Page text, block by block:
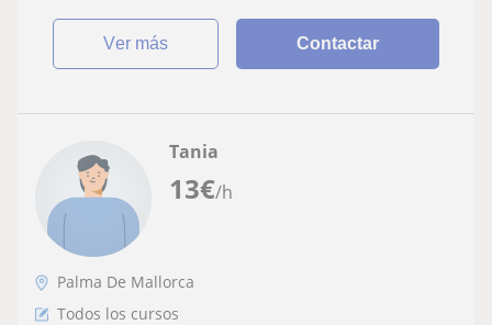
ver más Contactar
13€/h
Tania
Palma De Mallorca
Todos los cursos